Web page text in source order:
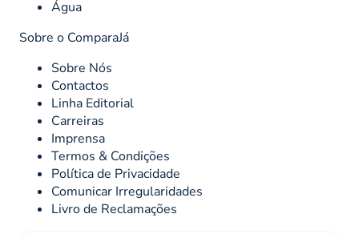
Água
Sobre o ComparaJá
Sobre Nós
Contactos
Linha Editorial
Carreiras
Imprensa
Termos & Condições
Política de Privacidade
Comunicar Irregularidades
Livro de Reclamações